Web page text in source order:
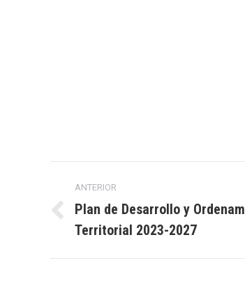
entre
publicaciones
ANTERIOR
Publicación
anterior:
Plan de Desarrollo y
Territorial 2023-2027